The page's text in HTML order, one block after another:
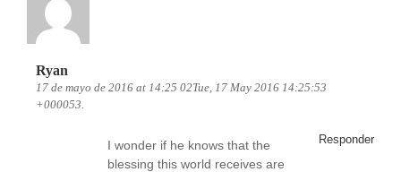
Ryan
17 de mayo de 2016 at 14:25 02Tue, 17 May 2016 14:25:53
+000053.
Responder
I wonder if he knows that the
blessing this world receives are